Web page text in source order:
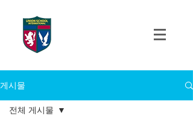
게시물
전체 게시물